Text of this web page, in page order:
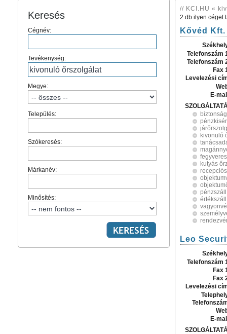
Keresés
Cégnév:
Tevékenység:
Megye:
Település:
Szókeresés:
Márkanév:
Minősítés:
// KCI.HU «
2 db ilyen céget
Kővéd Kft.
Telefonszám
Telefonszám
Fax
Levelezési
E-
kivonuló
kutyás
Leo
Telefonszám
Fax
Fax
Levelezési
E-